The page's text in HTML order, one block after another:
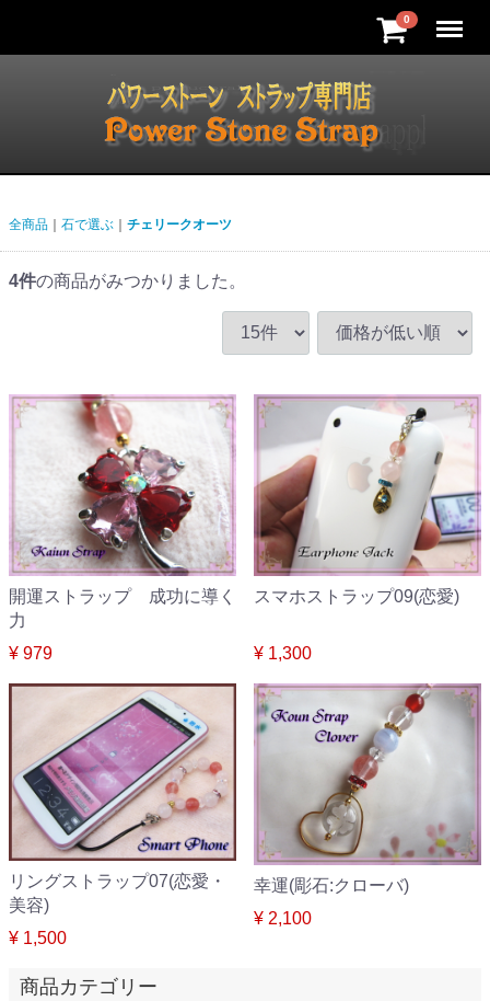
0 Menu
全商品 石で選ぶ チェリークオーツ
4件の商品がみつかりました。
開運ストラップ 成功に導く
力
¥ 979
スマホストラップ09(恋愛)
¥ 1,300
リングストラップ07(恋愛・
美容)
¥ 1,500
幸運(彫石:クローバ)
¥ 2,100
商品カテゴリー